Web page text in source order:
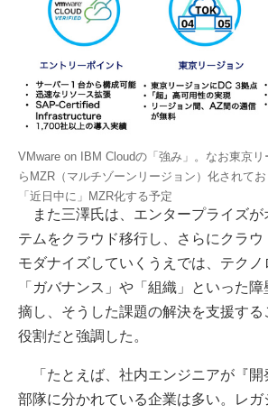
VMware on IBM Cloudの「強み」。なお東京
らMZR（マルチゾーンリージョン）化されて
「近日中に」MZR化する予定
また三澤氏は、エンタープライズが
テムをクラウド移行し、さらにクラウ
モダナイズしていくうえでは、テクノ
「ガバナンス」や「組織」といった
摘し、そうした課題の解決を支援す
役割だと強調した。
「たとえば、社内エンジニアが『開
部隊に分かれている企業は多い。レ